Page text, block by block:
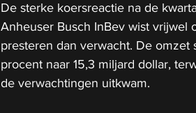
De sterke koersreactie na de
Anheuser Busch InBev wist vrijwel
presteren dan verwacht. De omzet
procent naar 15,3 miljard dollar,
de verwachtingen uitkwam.